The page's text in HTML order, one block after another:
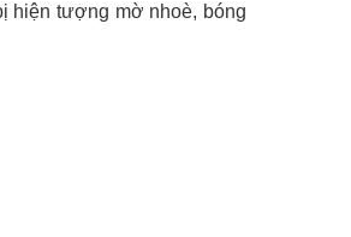
hiện tượng mờ nhoè, bóng